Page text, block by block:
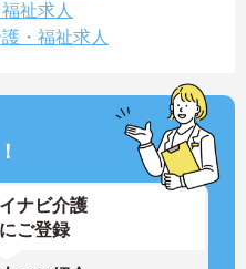
祉求人
・福祉求人
ナビ介護
ご登録